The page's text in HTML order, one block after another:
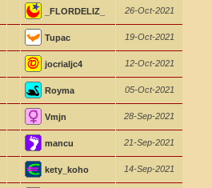
_FLORDELIZ_ 26-Oct-2021
Tupac 19-Oct-2021
jocrialjc4 12-Oct-2021
Royma 05-Oct-2021
Vmjn 28-Sep-2021
mancu 21-Sep-2021
kety_koho 14-Sep-2021